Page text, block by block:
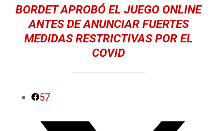
BORDET APROBÓ EL JUEGO ONLINE
ANTES DE ANUNCIAR FUERTES
MEDIDAS RESTRICTIVAS POR EL
COVID
57